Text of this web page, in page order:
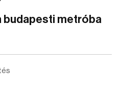
budapesti metróba